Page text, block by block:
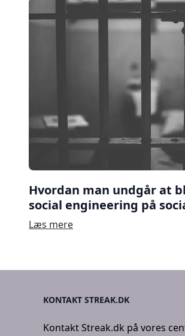
Hvordan man undgår at
social engineering på
Læs mere
KONTAKT STREAK.DK
Kontakt Streak.dk på vores